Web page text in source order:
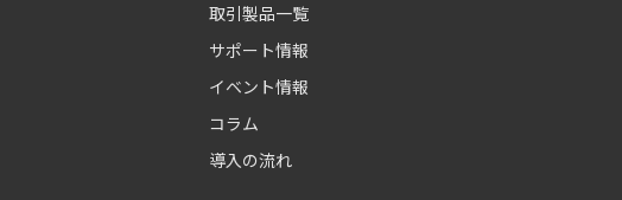
取引製品一覧
サポート情報
イベント情報
コラム
導入の流れ